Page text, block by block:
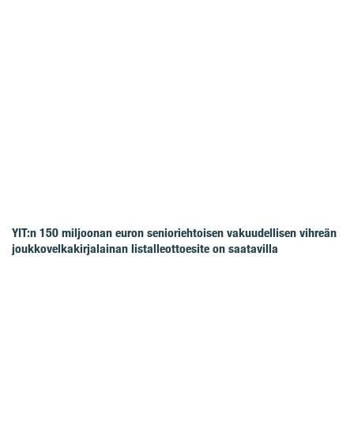
YIT:n 150 miljoonan euron senioriehtoisen vakuudellisen vihreän
joukkovelkakirjalainan listalleottoesite on saatavilla